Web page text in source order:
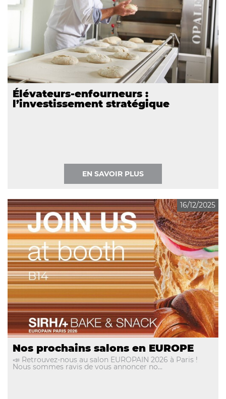
Élévateurs-enfourneurs :
l’investissement stratégique
EN SAVOIR PLUS
16/12/2025
Nos prochains salons en EUROPE
📣 Retrouvez-nous au salon EUROPAIN 2026 à Paris !
Nous sommes ravis de vous annoncer no...